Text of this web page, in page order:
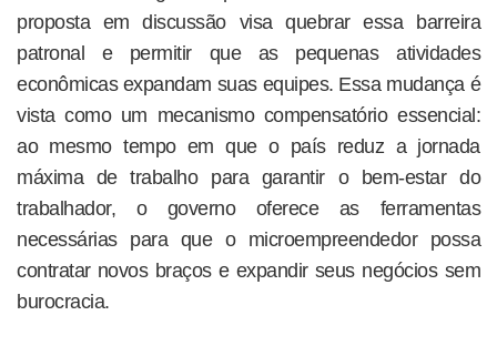
proposta em discussão visa quebrar essa barreira
patronal e permitir que as pequenas atividades
econômicas expandam suas equipes. Essa mudança é
vista como um mecanismo compensatório essencial:
ao mesmo tempo em que o país reduz a jornada
máxima de trabalho para garantir o bem-estar do
trabalhador, o governo oferece as ferramentas
necessárias para que o microempreendedor possa
contratar novos braços e expandir seus negócios sem
burocracia.